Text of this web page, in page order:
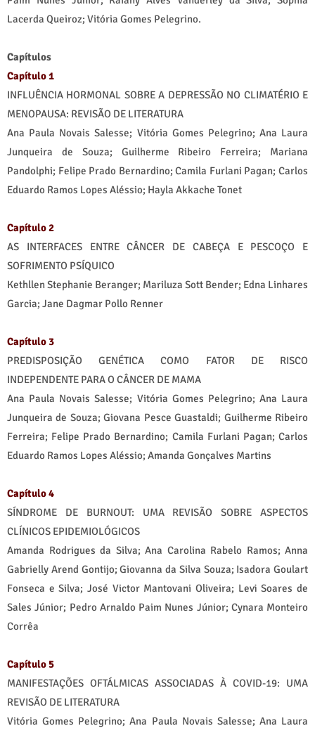
Lacerda Queiroz; Vitória Gomes Pelegrino.
Capítulos
Capítulo 1
INFLUÊNCIA HORMONAL SOBRE A DEPRESSÃO NO CLIMATÉRIO E
MENOPAUSA: REVISÃO DE LITERATURA
Ana Paula Novais Salesse; Vitória Gomes Pelegrino; Ana Laura
Junqueira de Souza; Guilherme Ribeiro Ferreira; Mariana
Pandolphi; Felipe Prado Bernardino; Camila Furlani Pagan; Carlos
Eduardo Ramos Lopes Aléssio; Hayla Akkache Tonet
Capítulo 2
AS INTERFACES ENTRE CÂNCER DE CABEÇA E PESCOÇO E
SOFRIMENTO PSÍQUICO
Kethllen Stephanie Beranger; Mariluza Sott Bender; Edna Linhares
Garcia; Jane Dagmar Pollo Renner
Capítulo 3
PREDISPOSIÇÃO GENÉTICA COMO FATOR DE RISCO
INDEPENDENTE PARA O CÂNCER DE MAMA
Ana Paula Novais Salesse; Vitória Gomes Pelegrino; Ana Laura
Junqueira de Souza; Giovana Pesce Guastaldi; Guilherme Ribeiro
Ferreira; Felipe Prado Bernardino; Camila Furlani Pagan; Carlos
Eduardo Ramos Lopes Aléssio; Amanda Gonçalves Martins
Capítulo 4
SÍNDROME DE BURNOUT: UMA REVISÃO SOBRE ASPECTOS
CLÍNICOS EPIDEMIOLÓGICOS
Amanda Rodrigues da Silva; Ana Carolina Rabelo Ramos; Anna
Gabrielly Arend Gontijo; Giovanna da Silva Souza; Isadora Goulart
Fonseca e Silva; José Victor Mantovani Oliveira; Levi Soares de
Sales Júnior; Pedro Arnaldo Paim Nunes Júnior; Cynara Monteiro
Corrêa
Capítulo 5
MANIFESTAÇÕES OFTÁLMICAS ASSOCIADAS À COVID-19: UMA
REVISÃO DE LITERATURA
Vitória Gomes Pelegrino; Ana Paula Novais Salesse; Ana Laura